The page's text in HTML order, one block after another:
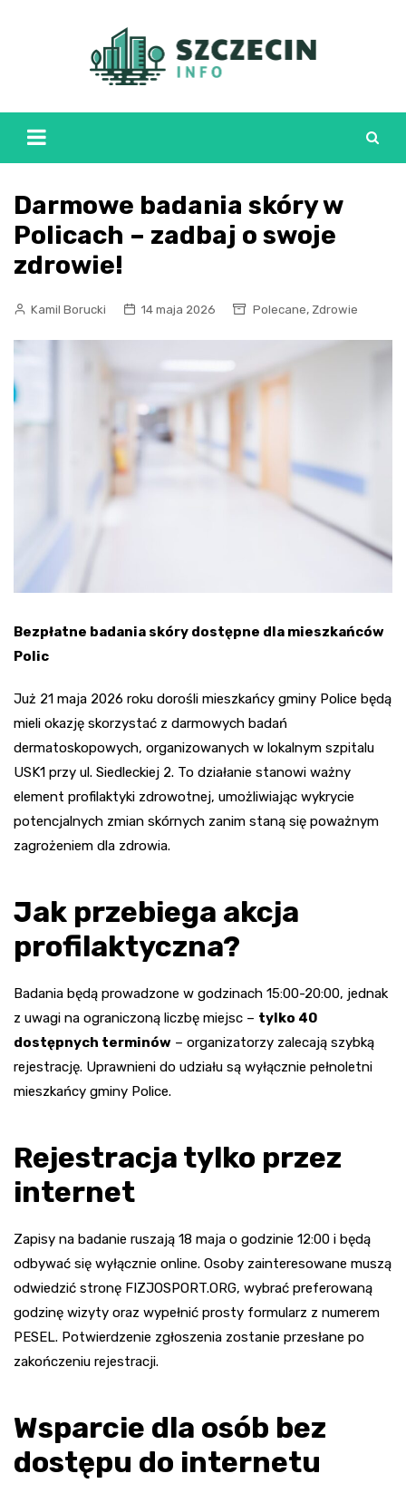
Darmowe badania skóry w
Policach – zadbaj o swoje
zdrowie!
Kamil Borucki 14 maja 2026 Polecane, Zdrowie
Bezpłatne badania skóry dostępne dla mieszkańców
Polic
Już 21 maja 2026 roku dorośli mieszkańcy gminy Police będą
mieli okazję skorzystać z darmowych badań
dermatoskopowych, organizowanych w lokalnym szpitalu
USK1 przy ul. Siedleckiej 2. To działanie stanowi ważny
element profilaktyki zdrowotnej, umożliwiając wykrycie
potencjalnych zmian skórnych zanim staną się poważnym
zagrożeniem dla zdrowia.
Jak przebiega akcja
profilaktyczna?
Badania będą prowadzone w godzinach 15:00-20:00, jednak
z uwagi na ograniczoną liczbę miejsc – tylko 40
dostępnych terminów – organizatorzy zalecają szybką
rejestrację. Uprawnieni do udziału są wyłącznie pełnoletni
mieszkańcy gminy Police.
Rejestracja tylko przez
internet
Zapisy na badanie ruszają 18 maja o godzinie 12:00 i będą
odbywać się wyłącznie online. Osoby zainteresowane muszą
odwiedzić stronę FIZJOSPORT.ORG, wybrać preferowaną
godzinę wizyty oraz wypełnić prosty formularz z numerem
PESEL. Potwierdzenie zgłoszenia zostanie przesłane po
zakończeniu rejestracji.
Wsparcie dla osób bez
dostępu do internetu